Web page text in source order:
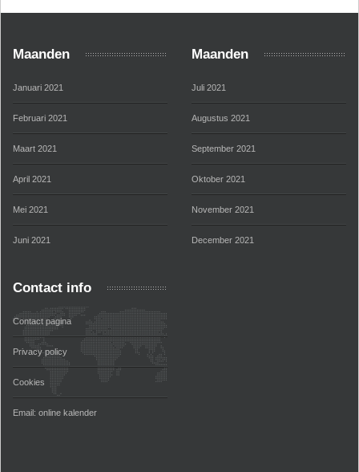
Maanden
Januari 2021
Februari 2021
Maart 2021
April 2021
Mei 2021
Juni 2021
Maanden
Juli 2021
Augustus 2021
September 2021
Oktober 2021
November 2021
December 2021
Contact info
Contact pagina
Privacy policy
Cookies
Email: online kalender